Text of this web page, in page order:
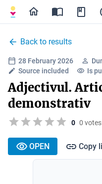
Back to results
28 February 2026
Source included
Is
Adjectivul.
demonstrativ
0 0 votes
OPEN Copy